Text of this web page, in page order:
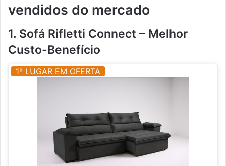
vendidos do mercado
1. Sofá Rifletti Connect – Melhor
Custo-Benefício
1º LUGAR EM OFERTA